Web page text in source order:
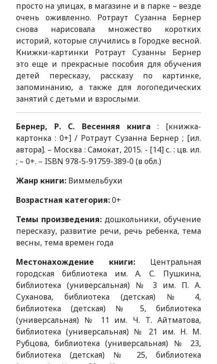
просто на улицах, в магазине и в парке – везде
очень оживленно. Ротраут Сузанна Бернер
снова нарисовала множество коротких
историй, которые случились в Городке весной.
Книжки-картинки Ротраут Сузанны Бернер
это еще и прекрасные пособия для обучения
детей пересказу, рассказу по картинке,
запоминанию, а также для логопедических
занятий с детьми и взрослыми.
Бернер, Р. С. Весенняя книга : [книжка-
картонка : 0+] / Ротраут Сузанна Бернер ; [ил.
автора]. – Москва : Самокат, 2015. - [14] с. : цв. ил.
; – 0+. – ISBN 978-5-91759-389-0 (в обл.)
Жанр книги:Виммельбухи
Возрастная категория:0+
Темы произведения:дошкольники, обучение
пересказу, развитие речи, речь ребенка, тема
весны, тема времен года
Местонахождение книги: Центральная
городская библиотека им. А. С. Пушкина,
библиотека (универсальная) № 3 им. П. А.
Суханова, библиотека (детская) № 4,
библиотека (детская) № 5, библиотека
(универсальная) № 11 им. Ч. Т. Айтматова,
библиотека (универсальная) № 21 им. Н. М.
Рубцова, библиотека (универсальная) № 23,
библиотека (детская) № 25, библиотека